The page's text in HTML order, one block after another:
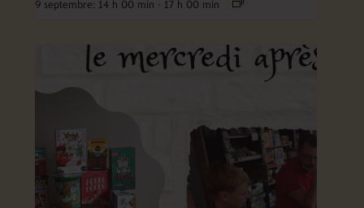
9 septembre: 14 h 00 min 17 h 00 min